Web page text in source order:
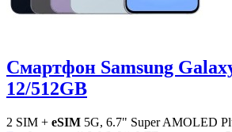
Смартфон Samsung
12/512GB
2 SIM + eSIM 5G, 6.7" Super AMOLED